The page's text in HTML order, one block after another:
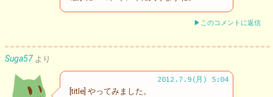
▶このコメントに返信
Suga57 より
2012.7.9(月) 5:04
[title] やってみました。